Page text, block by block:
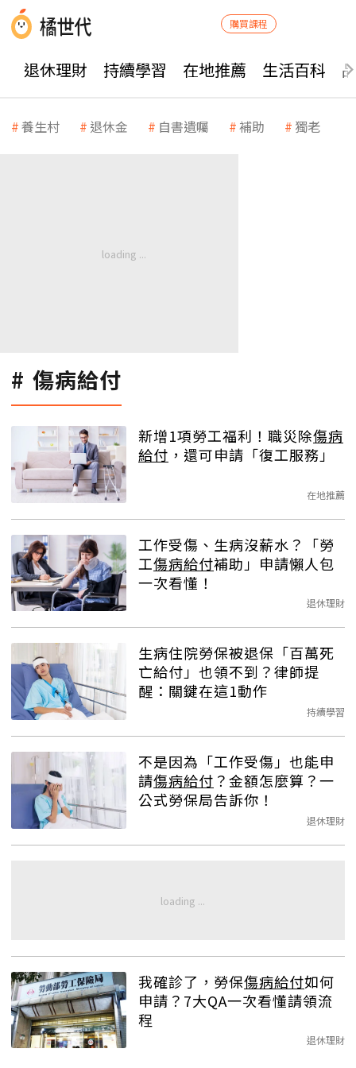
購買課程
退休理財 持續學習 在地推薦 生活百科
養生村 退休金 自書遺囑 補助 獨老
傷病給付
新增1項勞工福利！職災除傷病
給付 ，還可申請「復工服務」
在地推薦
工作受傷、生病沒薪水？「勞
工傷病給付補助」申請懶人包
一次看懂！
退休理財
生病住院勞保被退保「百萬死
亡給付」也領不到？律師提
醒：關鍵在這1動作
持續學習
不是因為「工作受傷」也能申
請傷病給付 ？金額怎麼算？一
公式勞保局告訴你！
退休理財
我確診了，勞保傷病給付如何
申請？7大QA一次看懂請領流
程
退休理財